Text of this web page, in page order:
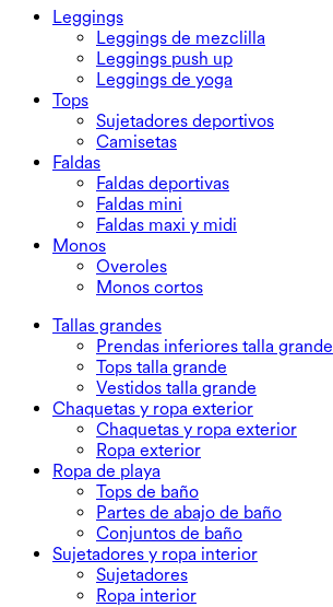
Leggings
Leggings de mezclilla
Leggings push up
Leggings de yoga
Tops
Sujetadores deportivos
Camisetas
Faldas
Faldas deportivas
Faldas mini
Faldas maxi y midi
Monos
Overoles
Monos cortos
Tallas grandes
Prendas inferiores talla grande
Tops talla grande
Vestidos talla grande
Chaquetas y ropa exterior
Chaquetas y ropa exterior
Ropa exterior
Ropa de playa
Tops de baño
Partes de abajo de baño
Conjuntos de baño
Sujetadores y ropa interior
Sujetadores
Ropa interior